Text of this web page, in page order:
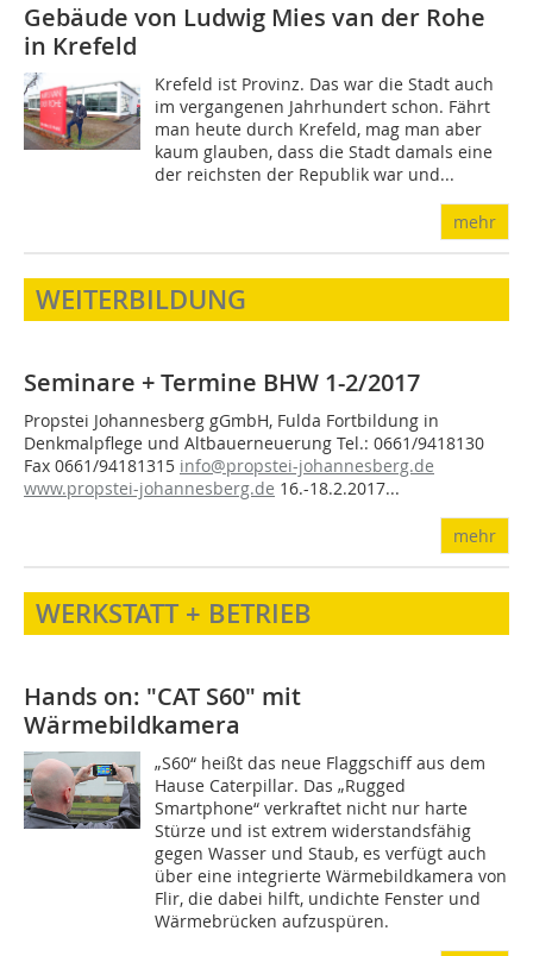
Gebäude von Ludwig Mies van der Rohe
in Krefeld
Krefeld ist Provinz. Das war die Stadt auch
im vergangenen Jahrhundert schon. Fährt
man heute durch Krefeld, mag man aber
kaum glauben, dass die Stadt damals eine
der reichsten der Republik war und...
mehr
WEITERBILDUNG
Seminare + Termine BHW 1-2/2017
Propstei Johannesberg gGmbH, Fulda Fortbildung in
Denkmalpflege und Altbauerneuerung Tel.: 0661/9418130
Fax 0661/94181315 info@propstei-johannesberg.de
www.propstei-johannesberg.de 16.-18.2.2017...
mehr
WERKSTATT + BETRIEB
Hands on: "CAT S60" mit
Wärmebildkamera
„S60“ heißt das neue Flaggschiff aus dem
Hause Caterpillar. Das „Rugged
Smartphone“ verkraftet nicht nur harte
Stürze und ist extrem widerstandsfähig
gegen Wasser und Staub, es verfügt auch
über eine integrierte Wärmebildkamera von
Flir, die dabei hilft, undichte Fenster und
Wärmebrücken aufzuspüren.